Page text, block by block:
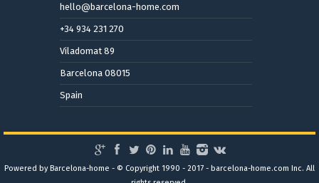
hello@barcelona-home.com
+34 934 231 270
Viladomat 89
Barcelona 08015
Spain
Powered by Barcelona-home - © Copyright 1990 - 2017 - barcelona-home.com Inc. All